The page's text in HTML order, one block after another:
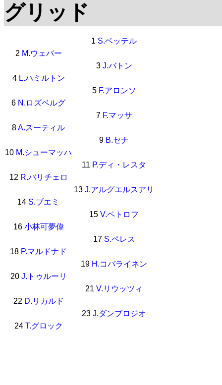
グリッド
1 S.ベッテル
2 M.ウェバー
3 J.バトン
4 L.ハミルトン
5 F.アロンソ
6 N.ロズベルグ
7 F.マッサ
8A.スーティル
9 B.セナ
10 M.シューマッハ
11 P.ディ・レスタ
12 R.バリチェロ
13 J.アルグエルスアリ
14 S.ブエミ
15 V.ペトロフ
16 小林可夢偉
17 S.ペレス
18 P.マルドナド
19 H.コバライネン
20 J.トゥルーリ
21 V.リウッツィ
22 D.リカルド
23 J.ダンブロジオ
24 T.グロック